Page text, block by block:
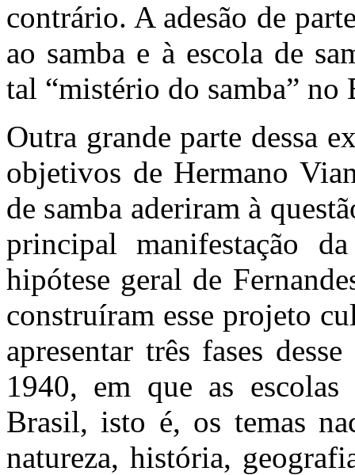
contrário. A adesão de
ao samba e à escola de
tal “mistério do samba” no
Outra grande parte dessa
objetivos de Hermano
de samba aderiram à
principal manifestação
hipótese geral de
construíram esse projeto
apresentar três fases
1940, em que as
Brasil, isto é, os temas
natureza, história,